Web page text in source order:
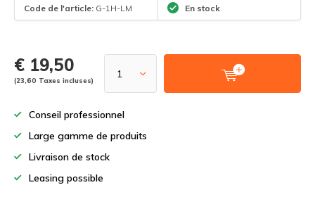
Code de l'article: G-1H-LM En stock
€ 19,50
(23,60 Taxes incluses)
Conseil professionnel
Large gamme de produits
Livraison de stock
Leasing possible